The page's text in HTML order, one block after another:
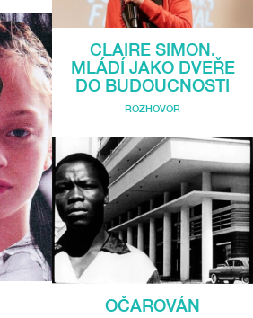
CLAIRE SIMON.
MLÁDÍ JAKO DVEŘE
DO BUDOUCNOSTI
ROZHOVOR
OČAROVÁN